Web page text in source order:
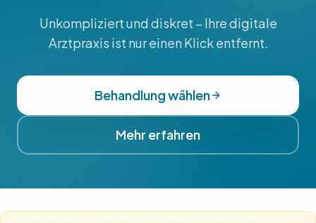
Unkompliziert und diskret – Ihre digitale
Arztpraxis ist nur einen Klick entfernt.
Behandlung wählen
Mehr erfahren